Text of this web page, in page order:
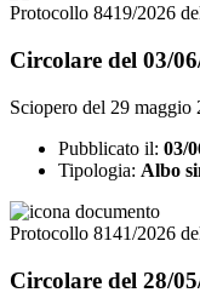
Protocollo 8419/2026
Circolare del 03/
Sciopero del 29 maggio
Pubblicato il: 03/
Tipologia: Albo
Protocollo 8141/2026
Circolare del 28/